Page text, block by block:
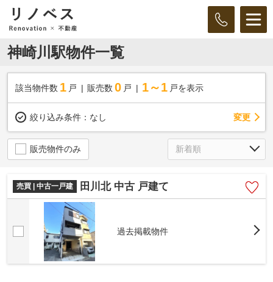
神崎川駅物件一覧
該当物件数 1 戸 販売数 0 戸 1～1 戸を表示
絞り込み条件： なし 変更
販売物件のみ
売買 | 中古一戸建 田川北 中古 戸建て
過去掲載物件